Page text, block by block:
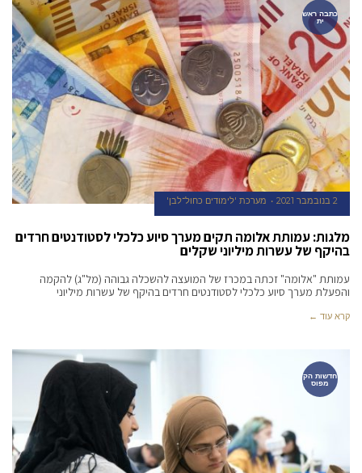
כתבה ראש
ית
2 בנובמבר 2021 מערכת 'לימודים כחול־לבן'
מלגות: עמותת אלומה תקים מערך סיוע כלכלי לסטודנטים חרדים
בהיקף של עשרות מיליוני שקלים
עמותת "אלומה" זכתה במכרז של המועצה להשכלה גבוהה (מל"ג) להקמה
והפעלת מערך סיוע כלכלי לסטודנטים חרדים בהיקף של עשרות מיליוני
קרא עוד ←
חדשות הק
מפוס